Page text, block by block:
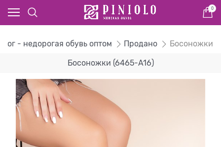
0
- недорогая обувь оптом Продано Босоножки
Босоножки (6465-A16)